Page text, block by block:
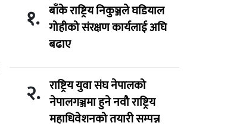
१. बाँके राष्ट्रिय निकुञ्जले घडियाल
गोहीको संरक्षण कार्यलाई अघि
बढाए
२. राष्ट्रिय युवा संघ नेपालको
नेपालगञ्जमा हुने नवौ राष्ट्रिय
महाधिवेशनको तयारी सम्पन्न